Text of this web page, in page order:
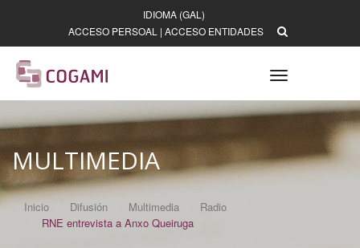
IDIOMA (GAL)
ACCESO PERSOAL | ACCESO ENTIDADES
Toggle
navigation
MULTIMEDIA
Inicio Difusión Multimedia
Radio
RNE entrevista a Anxo Queiruga